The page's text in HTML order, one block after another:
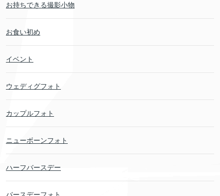
お持ちできる撮影小物
お食い初め
イベント
ウェディグフォト
カップルフォト
ニューボーンフォト
ハーフバースデー
バースデーフォト